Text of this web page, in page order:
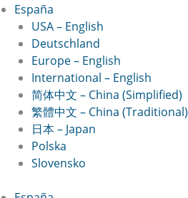
España
USA – English
Deutschland
Europe – English
International – English
简体中文 – China (Simplified)
繁體中文 – China (Traditional)
日本 – Japan
Polska
Slovensko